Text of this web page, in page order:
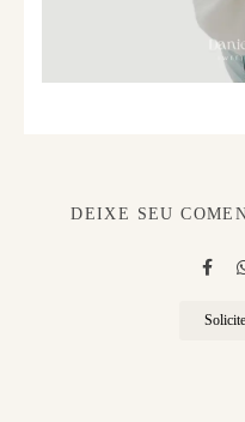
DEIXE SEU